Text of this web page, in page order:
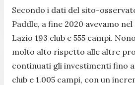
Secondo i dati del sito-
Paddle, a fine 2020 avevamo
Lazio 193 club e 555 campi.
molto alto rispetto alle altre
continuati gli investimenti fino
club e 1.005 campi, con un